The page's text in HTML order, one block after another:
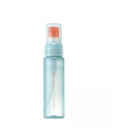
修成分(*1)が髪の内部まで浸透。さ
らに毛髪保護成分がダメージを受け
ている部位に吸着して、キューティ
クル表面をリペア。髪の内外にアプ
ローチして、乾燥などの外的刺激か
ら守り抜き、ダメージ(*2)を立て直
し(*3)ます。お風呂でシャンプー後
に適量を髪になじませ、置き時間は